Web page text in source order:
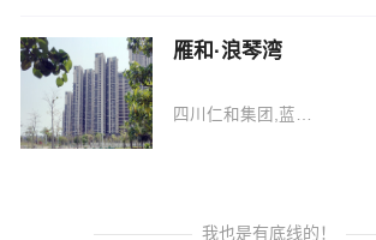
雁和·浪琴湾
我也是有底线的！